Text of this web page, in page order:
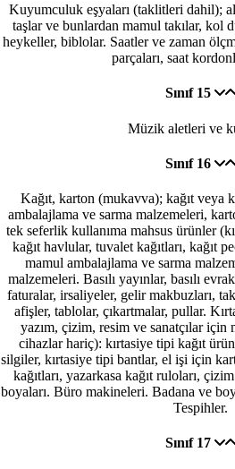
Kuyumculuk eşyaları (taklitleri dahil);
taşlar ve bunlardan mamul takılar, kol
heykeller, biblolar. Saatler ve zaman
parçaları, saat
Sınıf 15
Müzik aletleri ve
Sınıf 16
Kağıt, karton (mukavva); kağıt veya
ambalajlama ve sarma malzemeleri,
tek seferlik kullanıma mahsus ürünler
kağıt havlular, tuvalet kağıtları, kağıt
mamul ambalajlama ve sarma
malzemeleri. Basılı yayınlar, basılı
faturalar, irsaliyeler, gelir makbuzları,
afişler, tablolar, çıkartmalar, pullar.
yazım, çizim, resim ve sanatçılar
cihazlar hariç): kırtasiye tipi kağıt
silgiler, kırtasiye tipi bantlar, el işi için
kağıtları, yazarkasa kağıt ruloları,
boyaları. Büro makineleri. Badana ve
Tespihler.
Sınıf 17